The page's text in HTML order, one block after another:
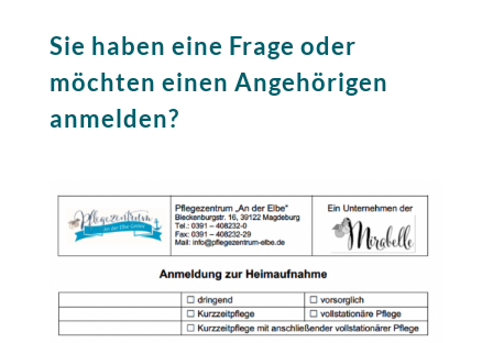
Sie haben eine Frage oder
möchten einen Angehörigen
anmelden?